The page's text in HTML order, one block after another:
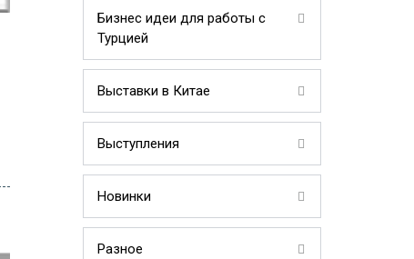
Бизнес идеи для работы с
Турцией
Выставки в Китае
Выступления
Новинки
Разное